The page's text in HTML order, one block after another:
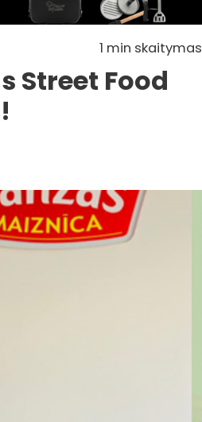
1 min skaitymas
Street Food